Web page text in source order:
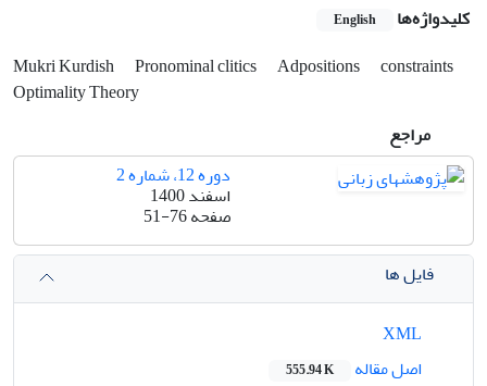
کلیدواژه‌ها English
Mukri Kurdish Pronominal clitics Adpositions
constraints
Optimality Theory
مراجع
دوره 12، شماره 2
اسفند 1400
صفحه51-76
فایل ها
اصل مقاله
555.94 K